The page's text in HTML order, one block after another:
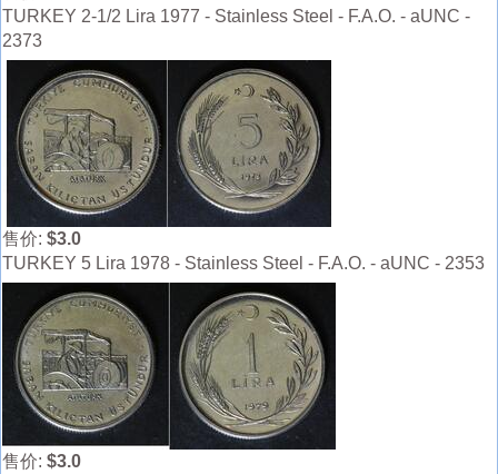
TURKEY 2-1/2 Lira 1977 - Stainless Steel - F.A.O. - aUNC -
2373
售价: $3.0
TURKEY 5 Lira 1978 - Stainless Steel - F.A.O. - aUNC - 2353
售价: $3.0